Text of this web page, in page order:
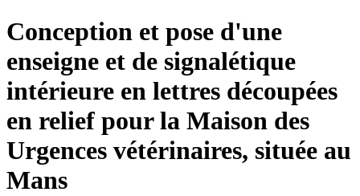
Conception et pose d'une
enseigne et de signalétique
intérieure en lettres découpées
en relief pour la Maison des
Urgences vétérinaires, située au
Mans